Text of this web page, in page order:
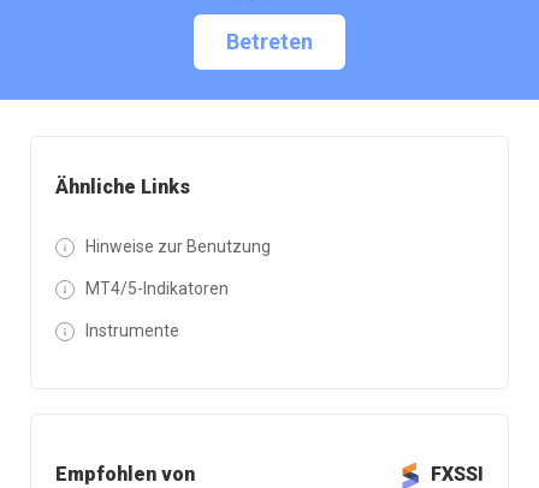
Ähnliche Links
Hinweise zur Benutzung
MT4/5-Indikatoren
Instrumente
Empfohlen von FXSSI
Betreten